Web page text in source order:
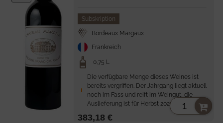
Subskription
Bordeaux Margaux
Frankreich
0,75 L
Die verfügbare Menge dieses Weines ist
bereits vergriffen. Der Jahrgang liegt aktuell
noch im Fass und reift im Weingut, die
Auslieferung ist für Herbst 2027 vorgesehen.
383,18 €